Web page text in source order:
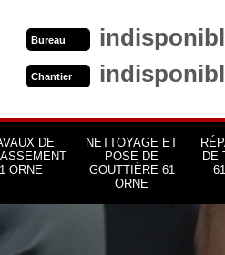
Bureau
Chantier
DE
ORNE
NETTOYAGE ET
POSE DE
GOUTTIÈRE 61
ORNE
DE